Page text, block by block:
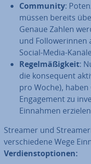
Community:
müssen bereits
Genaue Zahlen
und Fol­lo­we­rin­nen
Social-Media-
Re­gel­mä­ßig­keit:
die kon­se­quent
pro Woche),
En­ga­ge­ment zu
Einnahmen
Streamer und
ver­schie­de­ne Wege
Ver­dienst­op­tio­nen: